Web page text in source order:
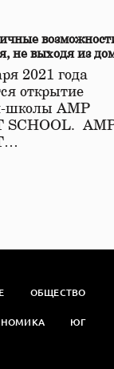
не выходя из
2021 года
открытие
школы АМР
SCHOOL.
ОБЩЕСТВО
ЮГ